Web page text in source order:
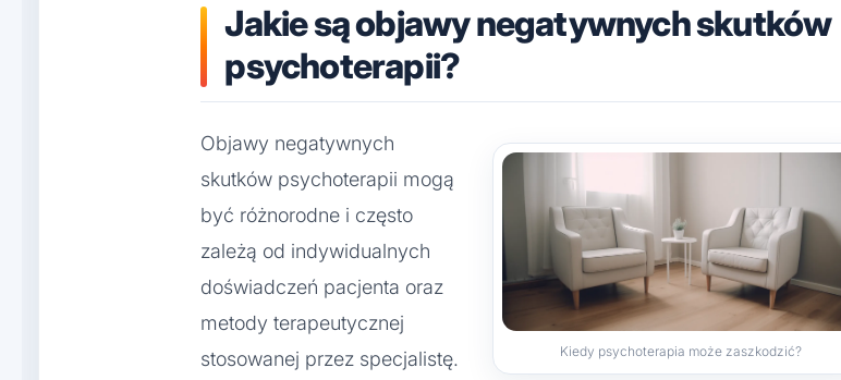
Jakie są objawy negatywnych skutków
psychoterapii?
Kiedy psychoterapia może zaszkodzić?
Objawy negatywnych
skutków psychoterapii mogą
być różnorodne i często
zależą od indywidualnych
doświadczeń pacjenta oraz
metody terapeutycznej
stosowanej przez specjalistę.